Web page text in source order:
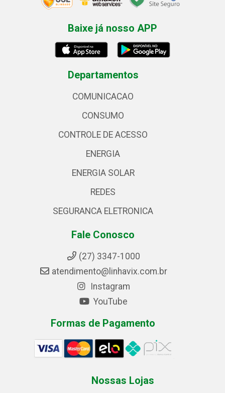
Baixe já nosso APP
Departamentos
COMUNICACAO
CONSUMO
CONTROLE DE ACESSO
ENERGIA
ENERGIA SOLAR
REDES
SEGURANCA ELETRONICA
Fale Conosco
(27) 3347-1000
atendimento@linhavix.com.br
Instagram
YouTube
Formas de Pagamento
Nossas Lojas